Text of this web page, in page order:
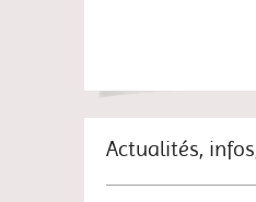
Actualités,